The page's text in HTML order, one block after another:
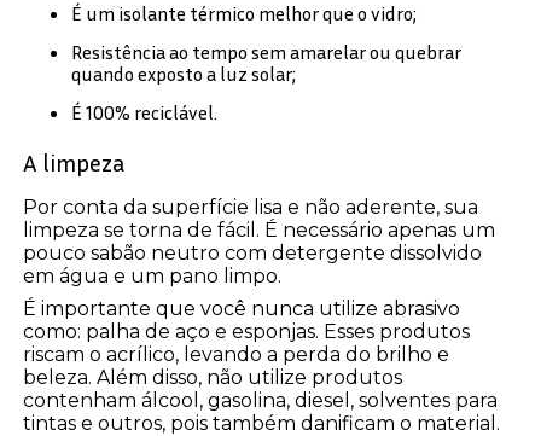
É um isolante térmico melhor que o vidro;
Resistência ao tempo sem amarelar ou quebrar
quando exposto a luz solar;
É 100% reciclável.
A limpeza
Por conta da superfície lisa e não aderente, sua
limpeza se torna de fácil. É necessário apenas um
pouco sabão neutro com detergente dissolvido
em água e um pano limpo.
É importante que você nunca utilize abrasivo
como: palha de aço e esponjas. Esses produtos
riscam o acrílico, levando a perda do brilho e
beleza. Além disso, não utilize produtos
contenham álcool, gasolina, diesel, solventes para
tintas e outros, pois também danificam o material.